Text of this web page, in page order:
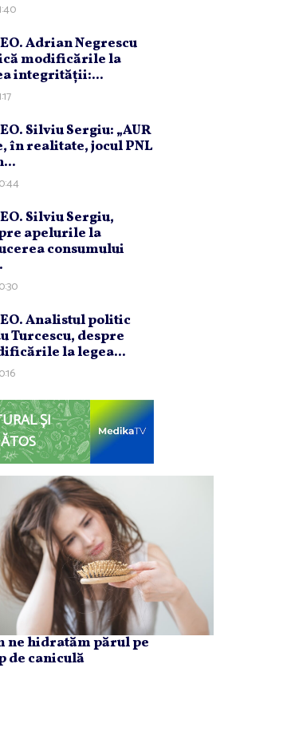
Adrian Negrescu
modificările la
integrităţii:...
Silviu Sergiu: „AUR
în realitate, jocul PNL
Silviu Sergiu,
apelurile la
consumului
Analistul politic
Turcescu, despre
la legea...
ȘI
ne hidratăm părul pe
de caniculă